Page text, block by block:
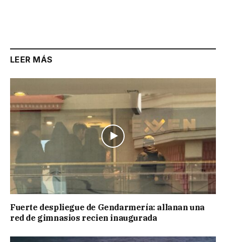
LEER MÁS
Fuerte despliegue de Gendarmería: allanan una
red de gimnasios recien inaugurada